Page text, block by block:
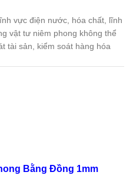
vực điện nước, hóa chất, lĩnh
vật tư niêm phong không thể
tài sản, kiểm soát hàng hóa
Bằng Đồng 1mm